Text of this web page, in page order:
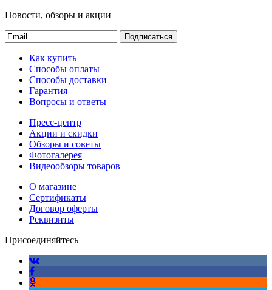
Новости, обзоры и акции
Подписаться
Как купить
Способы оплаты
Способы доставки
Гарантия
Вопросы и ответы
Пресс-центр
Акции и скидки
Обзоры и советы
Фотогалерея
Видеообзоры товаров
О магазине
Сертификаты
Договор оферты
Реквизиты
Присоединяйтесь